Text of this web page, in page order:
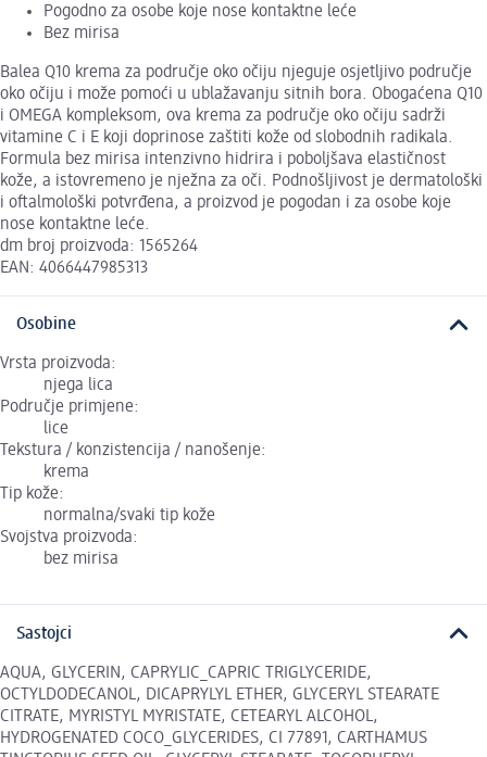
Pogodno za osobe koje nose kontaktne leće
Bez mirisa
Balea Q10 krema za područje oko očiju njeguje osjetljivo područje
oko očiju i može pomoći u ublažavanju sitnih bora. Obogaćena Q10
i OMEGA kompleksom, ova krema za područje oko očiju sadrži
vitamine C i E koji doprinose zaštiti kože od slobodnih radikala.
Formula bez mirisa intenzivno hidrira i poboljšava elastičnost
kože, a istovremeno je nježna za oči. Podnošljivost je dermatološki
i oftalmološki potvrđena, a proizvod je pogodan i za osobe koje
nose kontaktne leće.
dm broj proizvoda: 1565264
EAN: 4066447985313
Osobine
Vrsta proizvoda:
njega lica
Područje primjene:
lice
Tekstura / konzistencija / nanošenje:
krema
Tip kože:
normalna/svaki tip kože
Svojstva proizvoda:
bez mirisa
Sastojci
AQUA, GLYCERIN, CAPRYLIC_CAPRIC TRIGLYCERIDE,
OCTYLDODECANOL, DICAPRYLYL ETHER, GLYCERYL STEARATE
CITRATE, MYRISTYL MYRISTATE, CETEARYL ALCOHOL,
HYDROGENATED COCO_GLYCERIDES, CI 77891, CARTHAMUS